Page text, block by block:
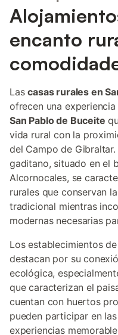
encanto
Lascasas rurales en
ofrecen una
San Pablo de Buceite
vida rural con la
del Campo de
gaditano, situado en el
Alcornocales, se
rurales que conservan
tradicional mientras
modernas necesarias
Los establecimientos
destacan por su
ecológica,
que caracterizan el
cuentan con huertos
pueden participar en
experiencias